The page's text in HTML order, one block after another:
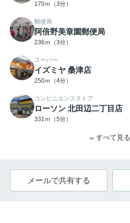
170ｍ（3分）
郵便局
阿倍野美章園郵便局
236ｍ（3分）
スーパー
イズミヤ 桑津店
250ｍ（4分）
コンビニエンスストア
ローソン 北田辺二丁目店
331ｍ（5分）
すべて見る
メールで共有する